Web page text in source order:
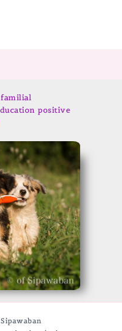
familial
positive